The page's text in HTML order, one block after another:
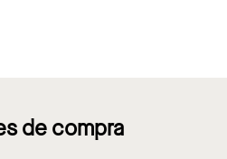
de compra